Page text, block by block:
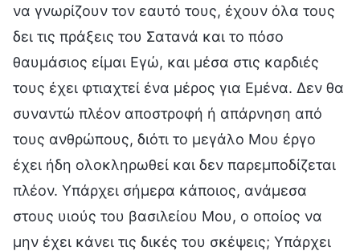
να γνωρίζουν τον εαυτό τους, έχουν όλα τους
δει τις πράξεις του Σατανά και το πόσο
θαυμάσιος είμαι Εγώ, και μέσα στις καρδιές
τους έχει φτιαχτεί ένα μέρος για Εμένα. Δεν θα
συναντώ πλέον αποστροφή ή απάρνηση από
τους ανθρώπους, διότι το μεγάλο Μου έργο
έχει ήδη ολοκληρωθεί και δεν παρεμποδίζεται
πλέον. Υπάρχει σήμερα κάποιος, ανάμεσα
στους υιούς του βασιλείου Μου, ο οποίος να
μην έχει κάνει τις δικές του σκέψεις; Υπάρχει